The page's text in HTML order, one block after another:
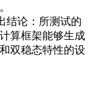
论：所测试的
算框架能够生成
双稳态特性的设